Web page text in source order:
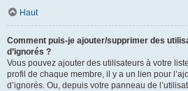
Haut
Comment puis-je ajouter/supprimer des
d’ignorés ?
Vous pouvez ajouter des utilisateurs à votre
profil de chaque membre, il y a un lien pour
d’ignorés. Ou, depuis votre panneau de